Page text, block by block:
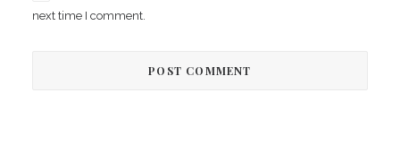
next time I comment.